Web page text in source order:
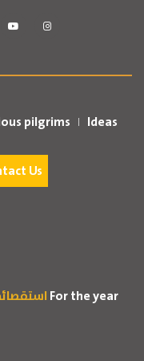
pilgrims Ideas
Us
For the year